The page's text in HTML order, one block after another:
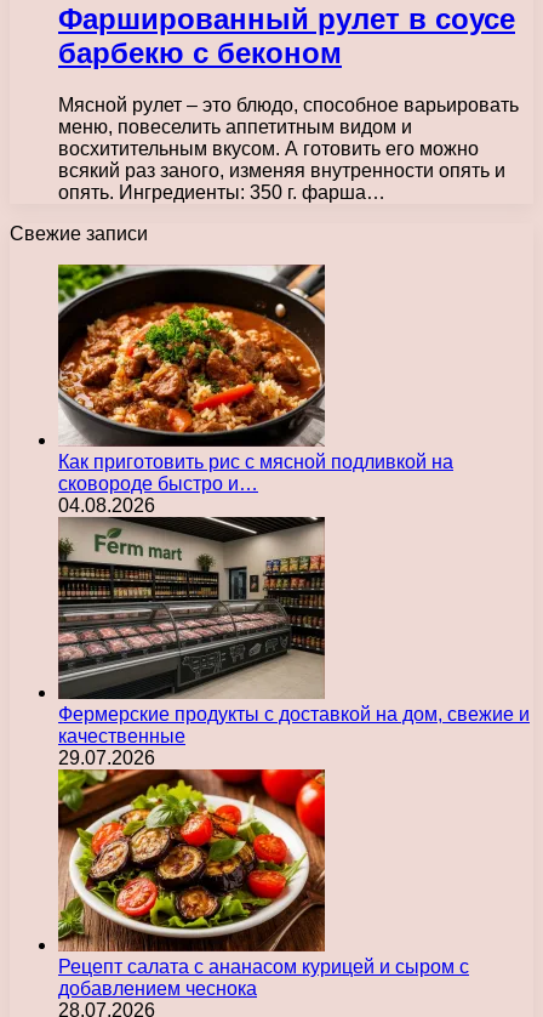
Фаршированный рулет в соусе
барбекю с беконом
Мясной рулет – это блюдо, способное варьировать
меню, повеселить аппетитным видом и
восхитительным вкусом. А готовить его можно
всякий раз заного, изменяя внутренности опять и
опять. Ингредиенты: 350 г. фарша…
Свежие записи
Как приготовить рис с мясной подливкой на
сковороде быстро и…
04.08.2026
Фермерские продукты с доставкой на дом, свежие и
качественные
29.07.2026
Рецепт салата с ананасом курицей и сыром с
добавлением чеснока
28.07.2026